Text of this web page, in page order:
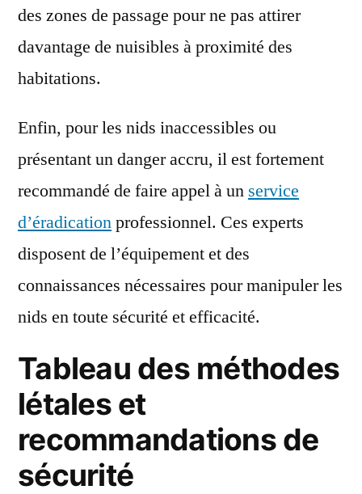
des zones de passage pour ne pas attirer
davantage de nuisibles à proximité des
habitations.
Enfin, pour les nids inaccessibles ou
présentant un danger accru, il est fortement
recommandé de faire appel à un service
d’éradicationprofessionnel. Ces experts
disposent de l’équipement et des
connaissances nécessaires pour manipuler les
nids en toute sécurité et efficacité.
Tableau des méthodes
létales et
recommandations de
sécurité